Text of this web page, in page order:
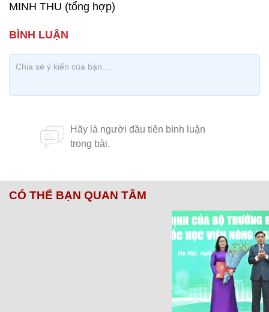
MINH THU (tổng hợp)
CÓ THỂ BẠN QUAN TÂM